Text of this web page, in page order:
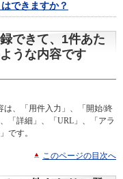
できますか？
できて、1件あた
うな内容です
は、「用件入力」、「開始/終
「詳細」、「URL」、「アラ
です。
このページの目次へ